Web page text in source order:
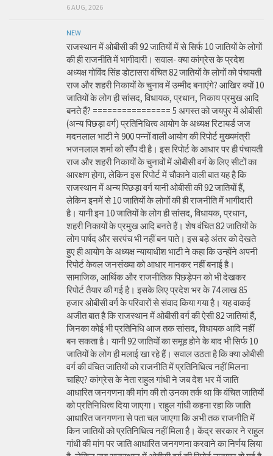
6 AUG, 2026
NEW
राजस्थान में ओबीसी की 92 जातियों में से सिर्फ 10 जातियों के लोगों
की ही राजनीति में भागीदारी। सवाल- क्या कांग्रेस के प्रदेश
अध्यक्ष गोविंद सिंह डोटासरा वंचित 82 जातियों के लोगों को पंचायती
राज और शहरी निकायों के चुनाव में उम्मीद बनाएंगे? आखिर क्यों 10
जातियों के लोग ही सांसद, विधायक, प्रधान, निकाय प्रमुख आदि
बनते हैं? ================ 5 अगस्त को जयपुर में ओबीसी
(अन्य पिछड़ा वर्ग) प्रतिनिधित्व आयोग के अध्यक्ष रिटायर्ड जज
मदनलाल भाटी ने 900 पन्नों वाली आयोग की रिपोर्ट मुख्यमंत्री
भजनलाल शर्मा को सौंप दी है। इस रिपोर्ट के आधार पर ही पंचायती
राज और शहरी निकायों के चुनावों में ओबीसी वर्ग के लिए सीटों का
आरक्षण होगा, लेकिन इस रिपोर्ट में चौकाने वाली बात यह है कि
राजस्थान में अन्य पिछड़ा वर्ग यानी ओबीसी की 92 जातियों हैं,
लेकिन इनमें से 10 जातियों के लोगों की ही राजनीति में भागीदारी
है। यानी इन 10 जातियों के लोग ही सांसद, विधायक, प्रधान,
शहरी निकायों के प्रमुख आदि बनते हैं। शेष वंचित 82 जातियों के
लोग पार्षद और सरपंच भी नहीं बन पाते। इस बड़े अंतर को देखते
हुए ही आयोग के अध्यक्ष न्यायाधीश भाटी ने कहा कि उन्होंने अपनी
रिपोर्ट केवल जनसंख्या को आधार मानकर नहीं बनाई है।
सामाजिक, आर्थिक और राजनीतिक पिछड़ेपन को भी देखकर
रिपोर्ट तैयार की गई है। इसके लिए प्रदेश भर के 74 लाख 85
हजार ओबीसी वर्ग के परिवारों से संवाद किया गया है। यह वाकई
अजीत बात है कि राजस्थान में ओबीसी वर्ग की ऐसी 82 जातियां हैं,
जिनका कोई भी प्रतिनिधि आज तक सांसद, विधायक आदि नहीं
बन सकता है। यानी 92 जातियों का समूह होने के बाद भी सिर्फ 10
जातियों के लोग ही मलाई खा रहे हैं। सवाल उठता है कि क्या ओबीसी
वर्ग की वंचित जातियों को राजनीति में प्रतिनिधित्व नहीं मिलना
चाहिए? कांग्रेस के नेता राहुल गांधी ने जब देश भर में जाति
आधारित जनगणना की मांग की तो उनका तर्क था कि वंचित जातियों
को प्रतिनिधित्व दिया जाएगा। राहुल गांधी कहना रहा कि जाति
आधारित जनगणना से पता चल जाएगा कि अभी तक राजनीति में
किन जातियों को प्रतिनिधित्व नहीं मिला है। केंद्र सरकार ने राहुल
गांधी की मांग पर जाति आधारित जनगणना करवाने का निर्णय लिया